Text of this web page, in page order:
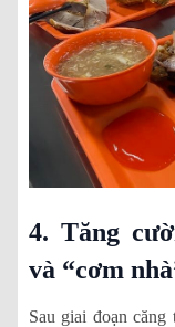
4. Tăng
và “cơm
Sau giai đoạn